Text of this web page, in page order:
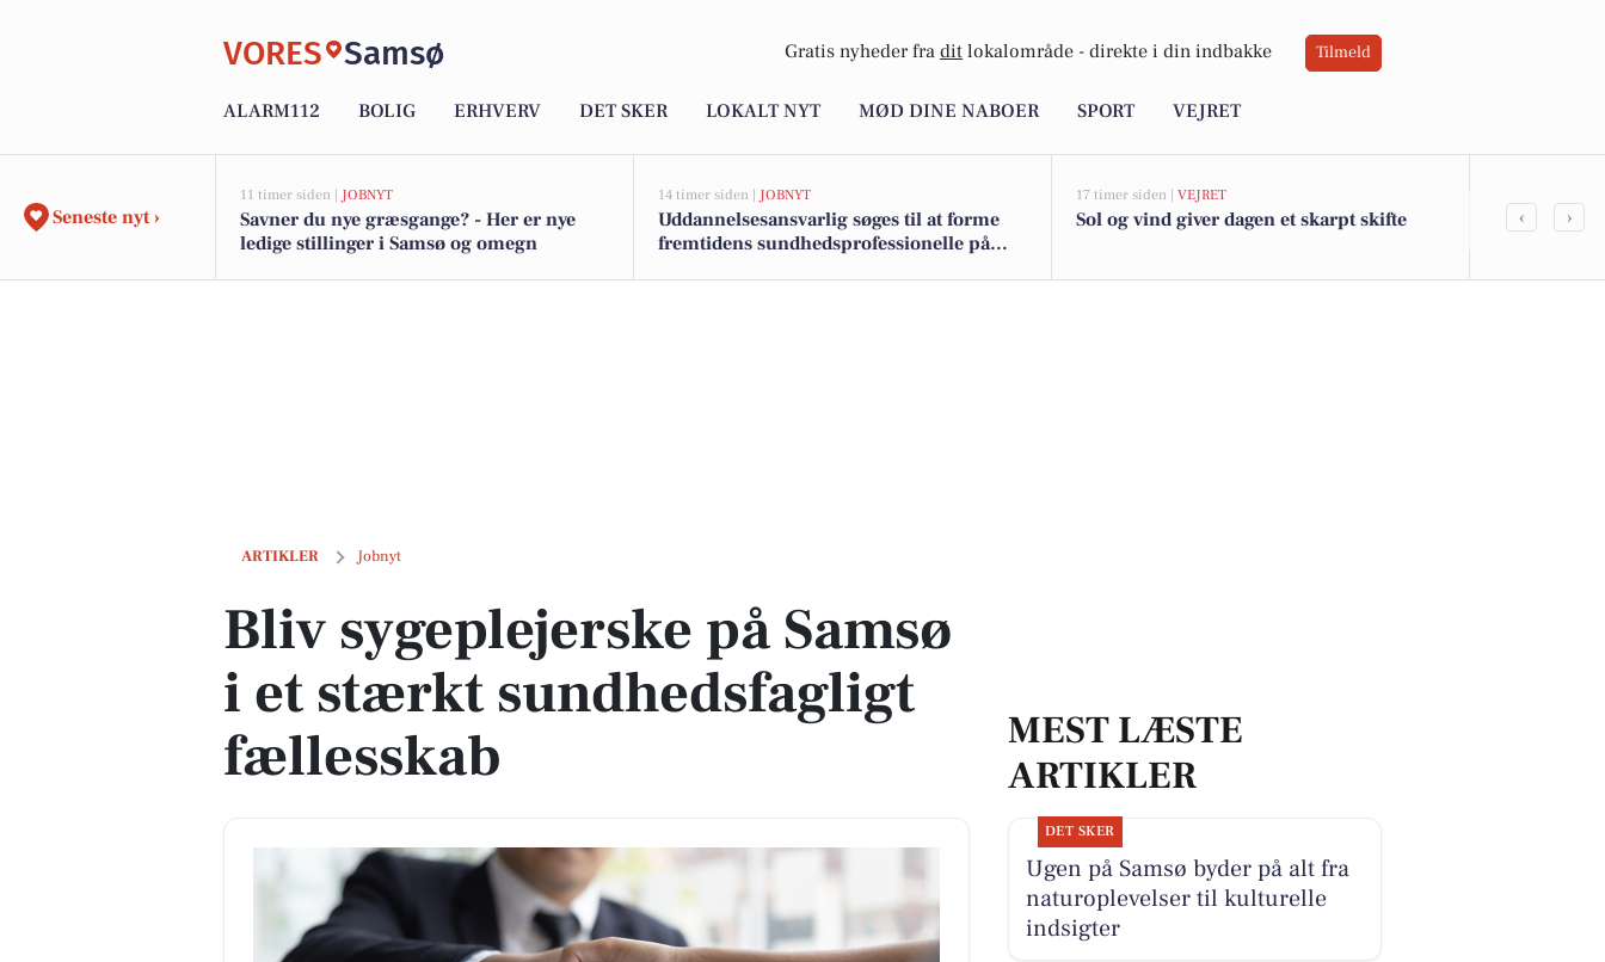
VORES Samsø Gratis nyheder fra dit lokalområde - direkte i din indbakke Tilmeld
ALARM112 BOLIG ERHVERV DET SKER LOKALT NYT MØD DINE NABOER SPORT VEJRET
Seneste nyt ›
11 timer siden | JOBNYT
Savner du nye græsgange? - Her er nye
ledige stillinger i Samsø og omegn
14 timer siden | JOBNYT
Uddannelsesansvarlig søges til at forme
fremtidens sundhedsprofessionelle på
17 timer siden | VEJRET
Sol og vind giver dagen et skarpt skifte
Top 6 over
‹ ›
ARTIKLER Jobnyt
Bliv sygeplejerske på Samsø i et stærkt sundhedsfagligt fællesskab
Bliv sygeplejerske på Samsø
i et stærkt sundhedsfagligt
fællesskab
MEST LÆSTE
ARTIKLER
DET SKER
Ugen på Samsø byder på alt fra
naturoplevelser til kulturelle
indsigter